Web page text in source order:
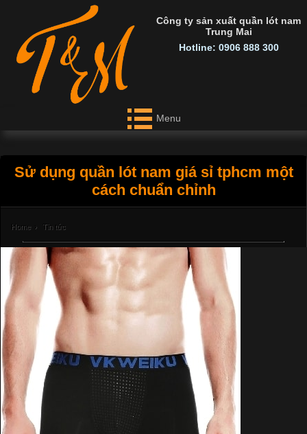
Công ty sản xuất quần lót nam
Trung Mai
Hotline: 0906 888 300
Menu
Sử dụng quần lót nam giá sỉ tphcm một
cách chuẩn chỉnh
Home › Tin tức